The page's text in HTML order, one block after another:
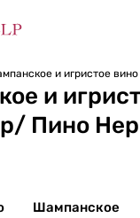
и игристое вино
и
Пино
Шампанское